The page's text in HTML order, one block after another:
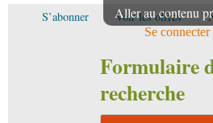
Aller au contenu
S’abonner Voir les offres
Se connecter
Formulaire
recherche